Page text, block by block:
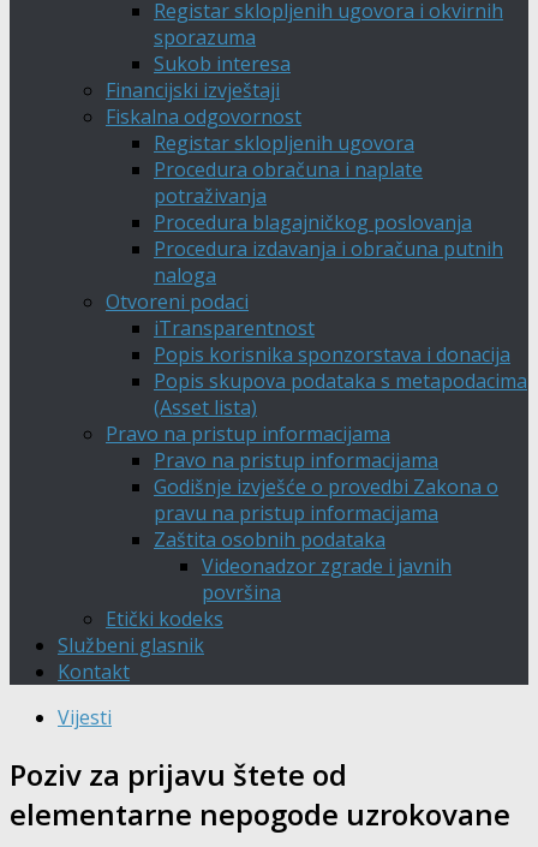
Registar sklopljenih ugovora i okvirnih
sporazuma
Sukob interesa
Financijski izvještaji
Fiskalna odgovornost
Registar sklopljenih ugovora
Procedura obračuna i naplate
potraživanja
Procedura blagajničkog poslovanja
Procedura izdavanja i obračuna putnih
naloga
Otvoreni podaci
iTransparentnost
Popis korisnika sponzorstava i donacija
Popis skupova podataka s metapodacima
(Asset lista)
Pravo na pristup informacijama
Pravo na pristup informacijama
Godišnje izvješće o provedbi Zakona o
pravu na pristup informacijama
Zaštita osobnih podataka
Videonadzor zgrade i javnih
površina
Etički kodeks
Službeni glasnik
Kontakt
Vijesti
Poziv za prijavu štete od
elementarne nepogode uzrokovane